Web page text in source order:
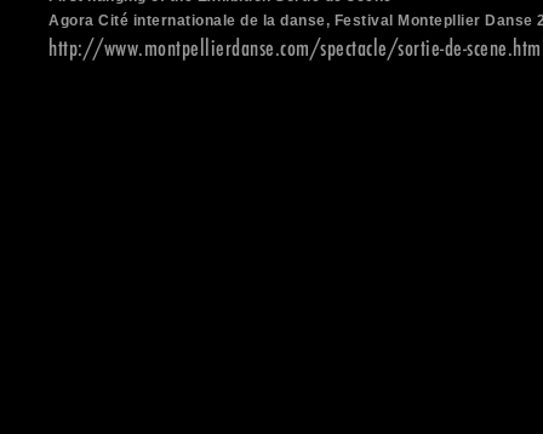
Agora Cité internationale de la danse, Festival Montepllier Danse
http://www.montpellierdanse.com/spectacle/sortie-de-